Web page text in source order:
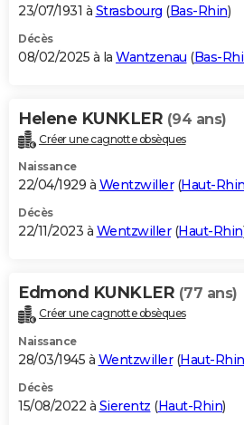
23/07/1931 à Strasbourg (Bas-Rhin)
Décès
08/02/2025 à la Wantzenau (Bas-
Helene KUNKLER (94 ans)
Créer une cagnotte obsèques
Naissance
22/04/1929 à Wentzwiller(Haut-Rhin
Décès
22/11/2023 à Wentzwiller(Haut-Rhin
Edmond KUNKLER (77 ans)
Créer une cagnotte obsèques
Naissance
28/03/1945 à Wentzwiller(Haut-Rhin
Décès
15/08/2022 à Sierentz (Haut-Rhin)